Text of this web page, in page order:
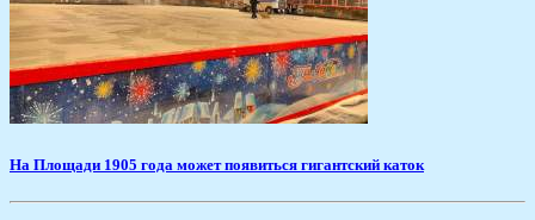
​На Площади 1905 года может появиться гигантский каток